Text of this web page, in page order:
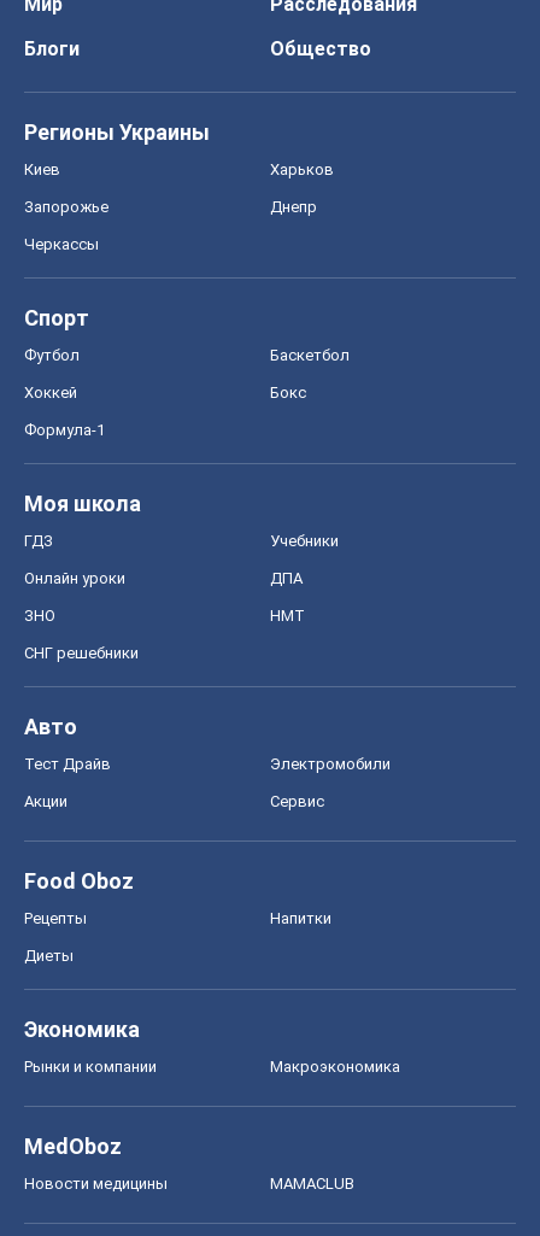
Блоги
Общество
Регионы Украины
Киев Харьков
Запорожье Днепр
Черкассы
Спорт
Футбол Баскетбол
Хоккей Бокс
Формула-1
Моя школа
ГДЗ Учебники
Онлайн уроки ДПА
ЗНО НМТ
СНГ решебники
Авто
Тест Драйв Электромобили
Акции Сервис
Food Oboz
Рецепты Напитки
Диеты
Экономика
Рынки и компании Mакроэкономика
MedOboz
Новости медицины MAMACLUB